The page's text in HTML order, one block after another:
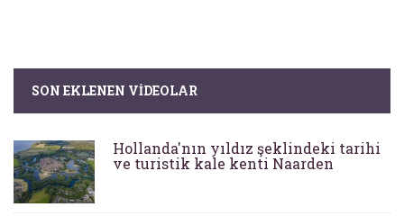
SON EKLENEN VIDEOLAR
Hollanda'nın yıldız şeklindeki tarihi
ve turistik kale kenti Naarden